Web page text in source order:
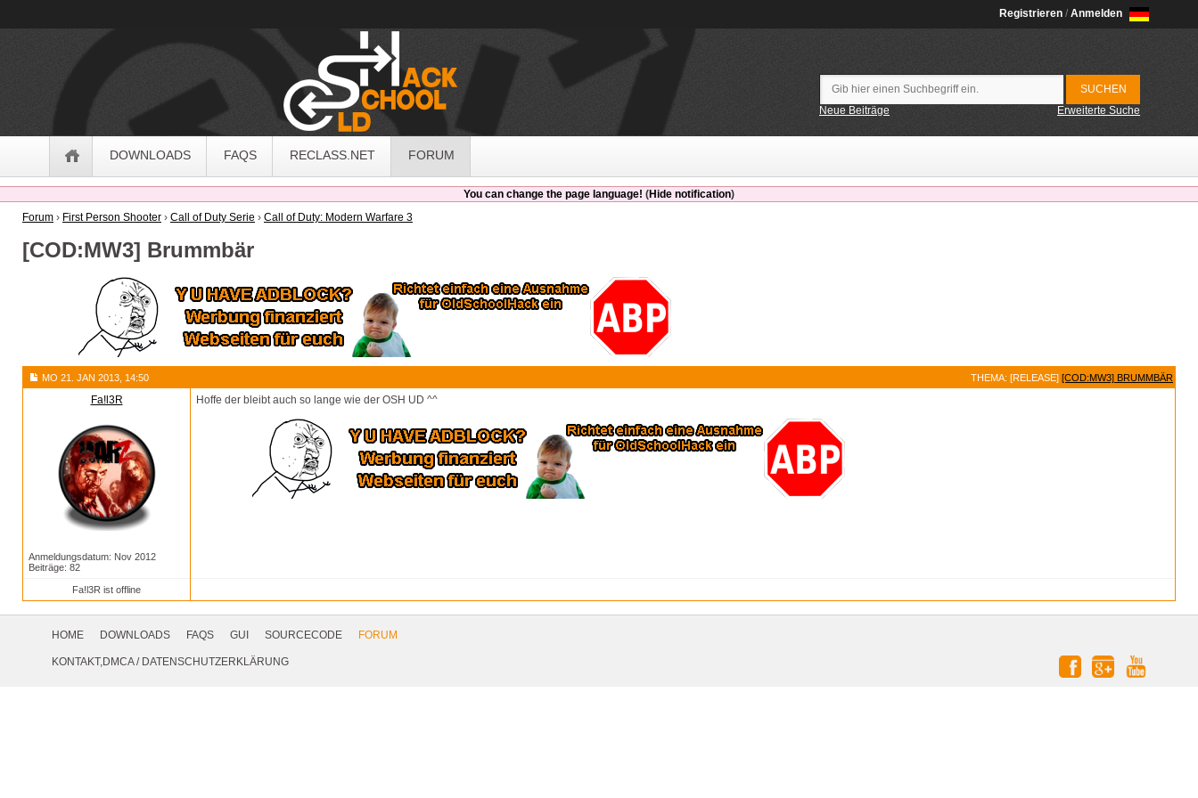
Registrieren / Anmelden
Neue Beiträge Erweiterte Suche
DOWNLOADS FAQS RECLASS.NET FORUM
You can change the page language! (Hide notification)
Forum › First Person Shooter › Call of Duty Serie › Call of Duty: Modern Warfare 3
[COD:MW3] Brummbär
MO 21. JAN 2013, 14:50 THEMA: [RELEASE] [COD:MW3] BRUMMBÄR
Fa!l3R
Anmeldungsdatum: Nov 2012
Beiträge: 82
Hoffe der bleibt auch so lange wie der OSH UD ^^
Fa!l3R ist offline
NavigationHOME DOWNLOADS FAQS GUI SOURCECODE
FORUM
KONTAKT,DMCA/ DATENSCHUTZERKLÄRUNG